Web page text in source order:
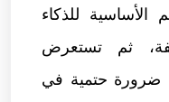
الأساسية للذكاء
ثم تستعرض
ضرورة حتمية في